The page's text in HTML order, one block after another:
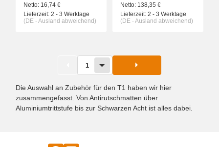
Netto: 16,74 €
Lieferzeit: 2 - 3 Werktage
(DE - Ausland abweichend)
Netto: 138,35 €
Lieferzeit: 2 - 3 Werktage
(DE - Ausland abweichend)
1
Die Auswahl an Zubehör für den T1 haben wir hier
zusammengefasst. Von Antirutschmatten über
Aluminiumtrittstufe bis zur Schwarzen Acht ist alles dabei.